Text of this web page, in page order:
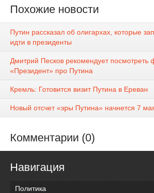
Похожие новости
Путин рассказал об олигархах, которые
идти в президенты
Дмитрий Песков рекомендует посмотреть
«Президент» про Путина
Кремль: Готовится визит Путина в Ереван
Новый отсчет «эры Путина» начнется 7
Комментарии (0)
Навигация
Политика